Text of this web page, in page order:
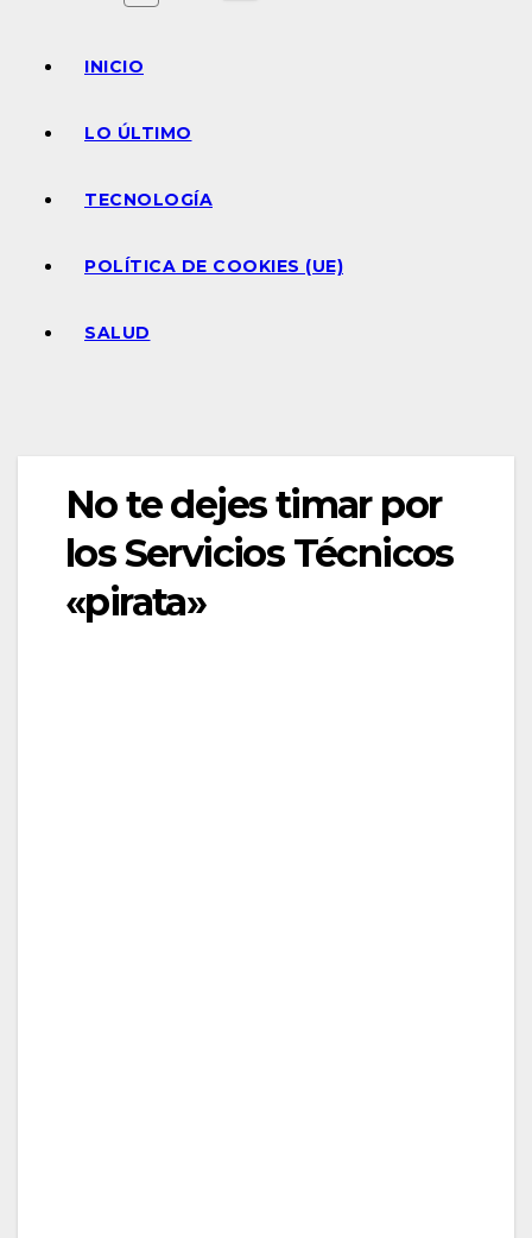
INICIO
LO ÚLTIMO
TECNOLOGÍA
POLÍTICA DE COOKIES (UE)
SALUD
No te dejes timar por
los Servicios Técnicos
«pirata»